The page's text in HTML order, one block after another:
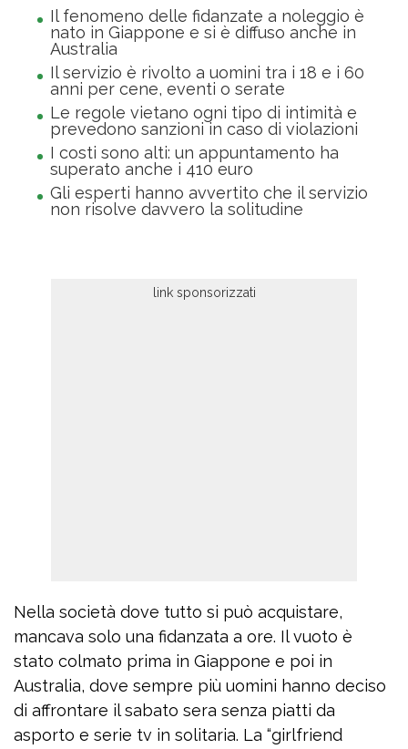
Il fenomeno delle fidanzate a noleggio è
nato in Giappone e si è diffuso anche in
Australia
Il servizio è rivolto a uomini tra i 18 e i 60
anni per cene, eventi o serate
Le regole vietano ogni tipo di intimità e
prevedono sanzioni in caso di violazioni
I costi sono alti: un appuntamento ha
superato anche i 410 euro
Gli esperti hanno avvertito che il servizio
non risolve davvero la solitudine
Nella società dove tutto si può acquistare,
mancava solo una fidanzata a ore. Il vuoto è
stato colmato prima in Giappone e poi in
Australia, dove sempre più uomini hanno deciso
di affrontare il sabato sera senza piatti da
asporto e serie tv in solitaria. La “girlfriend